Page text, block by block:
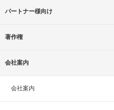
パートナー様向け
著作権
会社案内
会社案内